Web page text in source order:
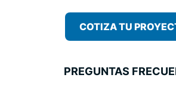
COTIZA TU
PREGUNTAS